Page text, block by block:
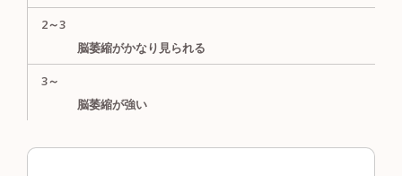
2～3
脳萎縮がかなり見られる
3～
脳萎縮が強い